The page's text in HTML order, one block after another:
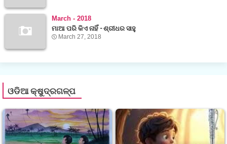
March - 2018
ମାଆ ପରି କିଏ ନାହିଁ - ଶ୍ରୀଧର ସାହୁ
March 27, 2018
ଓଡିଆ କ୍ଷୁଦ୍ରଗଳ୍ପ